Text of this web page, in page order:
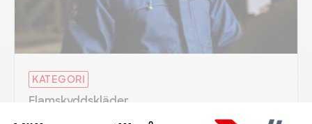
KATEGORI
Flamskyddskläder